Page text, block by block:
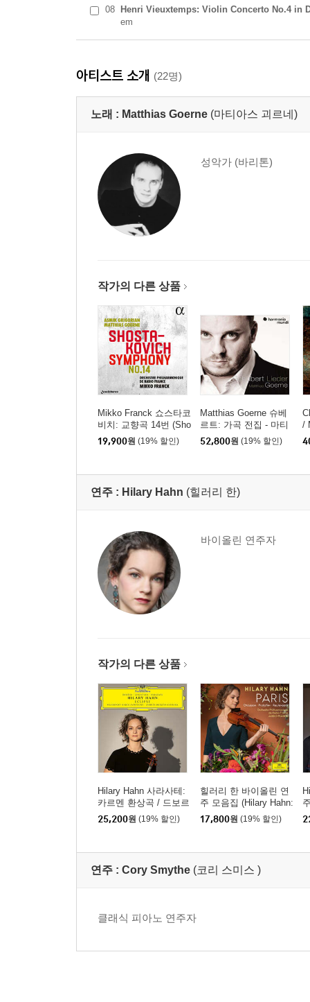
08
Henri Vieuxtemps: Violin Concerto No.4 in
em
아티스트 소개 (22명)
노래 : Matthias Goerne (마티아스 괴르네)
성악가 (바리톤)
작가의 다른 상품
Mikko Franck 쇼스타코
비치: 교향곡 14번 (Sho
stakovich: Symphony
No. 14)
19,900원 (19% 할인)
Matthias Goerne 슈베
르트: 가곡 전집 - 마티
아스 괴르네 (Schubert:
Lieder)
52,800원 (19% 할인)
/
연주 : Hilary Hahn (힐러리 한)
바이올린 연주자
작가의 다른 상품
Hilary Hahn 사라사테:
카르멘 환상곡 / 드보르
작, 히나스테라: 바이올
린 협주곡 - 힐러리 한
25,200원 (19% 할인)
힐러리 한 바이올린 연
주 모음집 (Hilary Hahn:
Paris)
17,800원 (19% 할인)
연주 : Cory Smythe (코리 스미스 )
클래식 피아노 연주자